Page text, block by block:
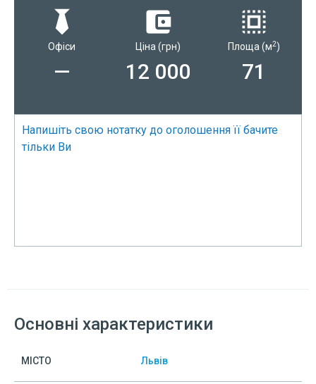
Офіси
—
Ціна (грн)
12 000
Площа (м2)
71
Напишіть свою нотатку до оголошення її бачите
тільки Ви
Основні характеристики
МІСТО Львів